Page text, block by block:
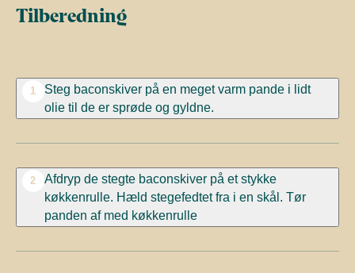
Tilberedning
1
Steg baconskiver på en meget varm pande i lidt
olie til de er sprøde og gyldne.
2
Afdryp de stegte baconskiver på et stykke
køkkenrulle. Hæld stegefedtet fra i en skål. Tør
panden af med køkkenrulle